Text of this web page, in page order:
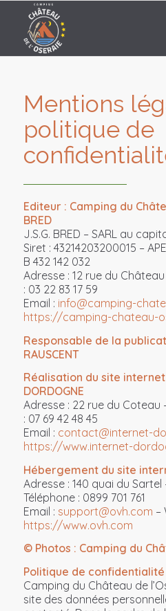
Mentions
politique de
Editeur : Camping du
BRED
J.S.G. BRED – SARL au
Siret : 43214203200015 –
B 432 142 032
Adresse : 12 rue du
: 03 22 83 17 59
Email : info@camping-
https://camping-chateau-
Responsable de la
RAUSCENT
Réalisation du site internet
DORDOGNE
Adresse : 22 rue du Coteau
: 07 69 42 48 45
Email : contact@internet-
https://www.internet-
Hébergement du site
Adresse : 140 quai du Sartel
Téléphone : 0899 701 761
Email : support@ovh.com –
https://www.ovh.com
© Photos : Camping du
Politique de confidentialité
Camping du Château de
site des données